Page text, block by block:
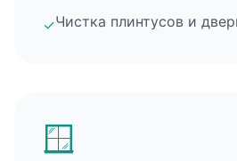
✓Чистка плинтусов и
🪟